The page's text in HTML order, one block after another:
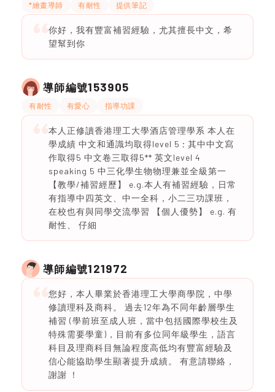
*繪畫導師 有耐性 提供筆記
你好，我有豐富補習經驗，尤其擅長中文，希
望幫到你
導師編號153905
有耐性 有愛心 指導功課
本人正修讀香港理工大學酒店管理學系 本人在
學成績 中文和通識均取得level 5 ; 其中中文寫
作取得5 中文卷三取得5** 英文level 4
speaking 5 中三化學生物物理兼並全級第一
【教學/補習經歷】 e.g.本人有補習經驗，日常
有指導中四英文、中一全科，小二三功課班，
在校也有與同學交流學習 【個人優勢】 e.g. 有
耐性、 仔細
導師編號121972
您好，本人畢業於香港理工大學商學院，中學
修讀理科及商科。 過去12年為不同年齡層學生
補習 (學前班至成人班，當中包括國際學校生及
特殊需要學童)，目前有多位同年級學生，語言
科目及理商科目無論程度高低均有豐富經驗及
信心能協助學生顯著提升成績。 有意請聯絡，
謝謝 ！